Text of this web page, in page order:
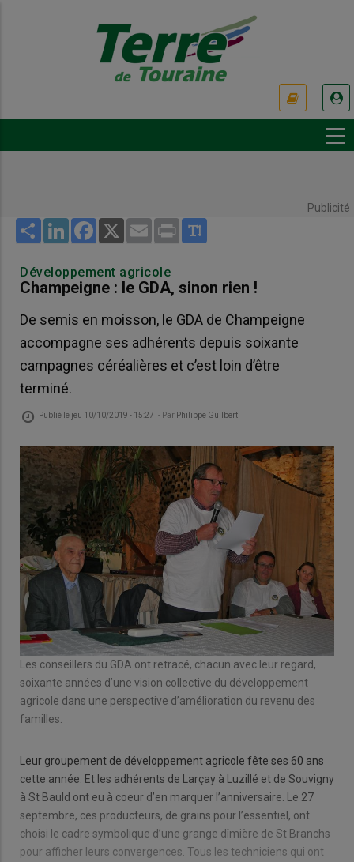
Publicité
Share LinkedInFacebook
X Email Print
Développement agricole
Champeigne : le GDA, sinon rien !
De semis en moisson, le GDA de Champeigne
accompagne ses adhérents depuis soixante
campagnes céréalières et c’est loin d’être
terminé.
Publié le jeu 10/10/2019 - 15:27 - Par Philippe Guilbert
Les conseillers du GDA ont retracé, chacun avec leur regard,
soixante années d’une vision collective du développement
agricole dans une perspective d’amélioration du revenu des
familles.
Leur groupement de développement agricole fête ses 60 ans
cette année. Et les adhérents de Larçay à Luzillé et de Souvigny
à St Bauld ont eu à coeur d’en marquer l’anniversaire. Le 27
septembre, ces producteurs, de grains pour l’essentiel, ont
choisi le cadre symbolique d’une grange dîmière de St Branchs
pour afficher leurs convergences. Tous les techniciens qui ont